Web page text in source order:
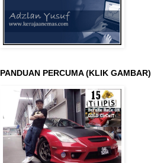
PANDUAN PERCUMA (KLIK GAMBAR)